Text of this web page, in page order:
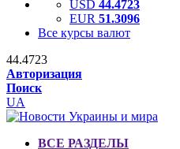
USD 44.4723
EUR 51.3096
Все курсы валют
44.4723
Авторизация
Поиск
UA
ВСЕ РАЗДЕЛЫ